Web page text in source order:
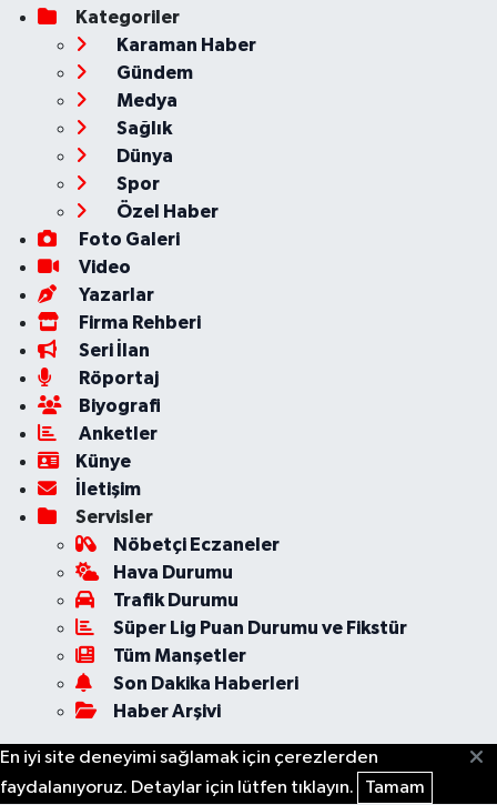
Kategoriler
Karaman Haber
Gündem
Medya
Sağlık
Dünya
Spor
Özel Haber
Foto Galeri
Video
Yazarlar
Firma Rehberi
Seri İlan
Röportaj
Biyografi
Anketler
Künye
İletişim
Servisler
Nöbetçi Eczaneler
Hava Durumu
Trafik Durumu
Süper Lig Puan Durumu ve Fikstür
Tüm Manşetler
Son Dakika Haberleri
Haber Arşivi
En iyi site deneyimi sağlamak için çerezlerden
faydalanıyoruz. Detaylar için lütfen tıklayın.
Tamam